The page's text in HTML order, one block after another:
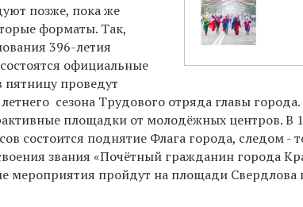
позже, пока же
форматы. Так,
396-летия
официальные
проведут
сезона Трудового отряда главы города.
площадки от молодёжных центров. В
состоится поднятие Флага города, следом -
звания «Почётный гражданин города
мероприятия пройдут на площади Свердлов​а